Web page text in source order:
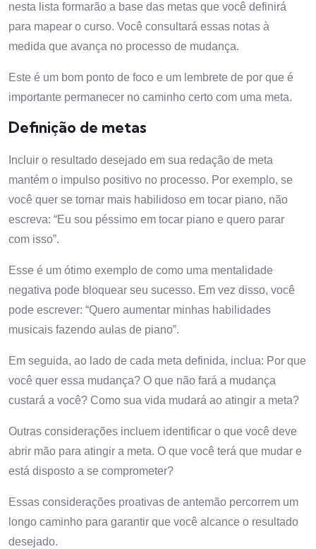
nesta lista formarão a base das metas que você definirá
para mapear o curso. Você consultará essas notas à
medida que avança no processo de mudança.
Este é um bom ponto de foco e um lembrete de por que é
importante permanecer no caminho certo com uma meta.
Definição de metas
Incluir o resultado desejado em sua redação de meta
mantém o impulso positivo no processo. Por exemplo, se
você quer se tornar mais habilidoso em tocar piano, não
escreva: “Eu sou péssimo em tocar piano e quero parar
com isso”.
Esse é um ótimo exemplo de como uma mentalidade
negativa pode bloquear seu sucesso. Em vez disso, você
pode escrever: “Quero aumentar minhas habilidades
musicais fazendo aulas de piano”.
Em seguida, ao lado de cada meta definida, inclua: Por que
você quer essa mudança? O que não fará a mudança
custará a você? Como sua vida mudará ao atingir a meta?
Outras considerações incluem identificar o que você deve
abrir mão para atingir a meta. O que você terá que mudar e
está disposto a se comprometer?
Essas considerações proativas de antemão percorrem um
longo caminho para garantir que você alcance o resultado
desejado.